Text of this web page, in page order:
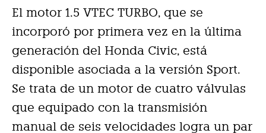
El motor 1.5 VTEC TURBO, que se
incorporó por primera vez en la última
generación del Honda Civic, está
disponible asociada a la versión Sport.
Se trata de un motor de cuatro válvulas
que equipado con la transmisión
manual de seis velocidades logra un par